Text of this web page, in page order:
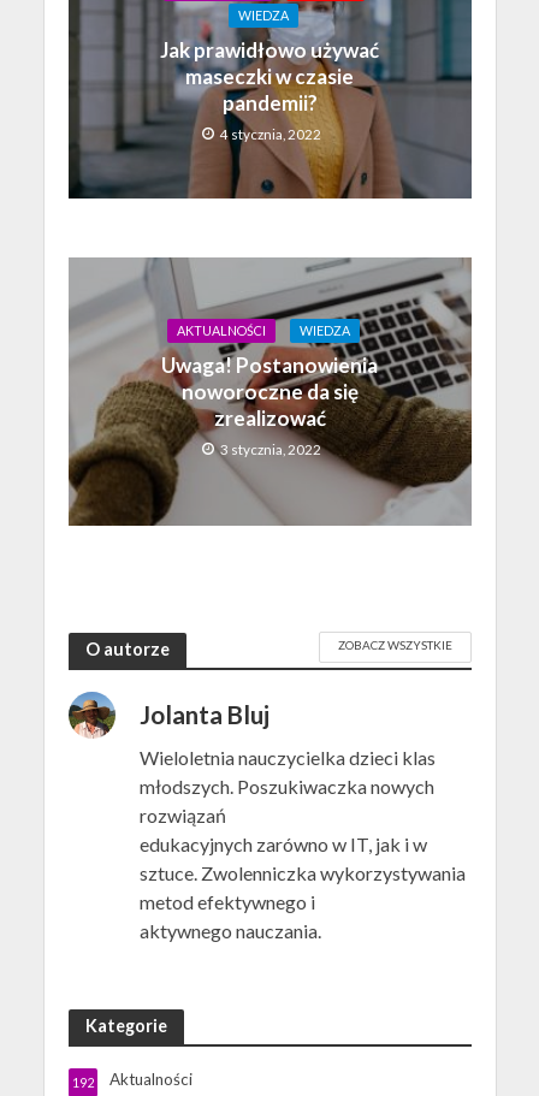
WIEDZA
Jak prawidłowo używać
maseczki w czasie
pandemii?
4 stycznia, 2022
AKTUALNOŚCI WIEDZA
Uwaga! Postanowienia
noworoczne da się
zrealizować
3 stycznia, 2022
O autorze ZOBACZ WSZYSTKIE
Jolanta Bluj
Wieloletnia nauczycielka dzieci klas
młodszych. Poszukiwaczka nowych
rozwiązań
edukacyjnych zarówno w IT, jak i w
sztuce. Zwolenniczka wykorzystywania
metod efektywnego i
aktywnego nauczania.
Kategorie
Aktualności
192